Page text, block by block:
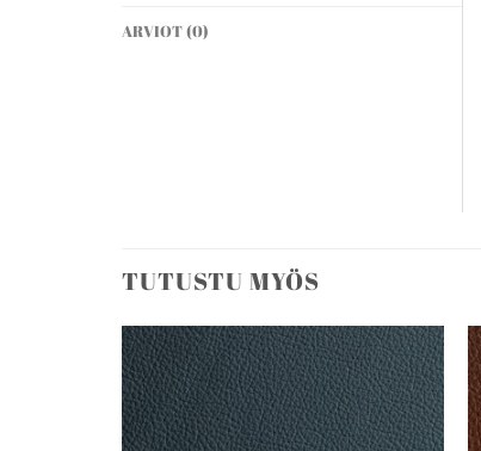
ARVIOT (0)
TUTUSTU MYÖS